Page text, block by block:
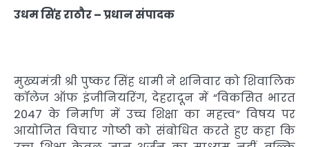
उधम सिंह राठौर – प्रधान संपादक
मुख्यमंत्री श्री पुष्कर सिंह धामी ने शनिवार को शिवालिक
कॉलेज ऑफ इंजीनियरिंग, देहरादून में “विकसित भारत
2047 के निर्माण में उच्च शिक्षा का महत्त्व” विषय पर
आयोजित विचार गोष्ठी को संबोधित करते हुए कहा कि